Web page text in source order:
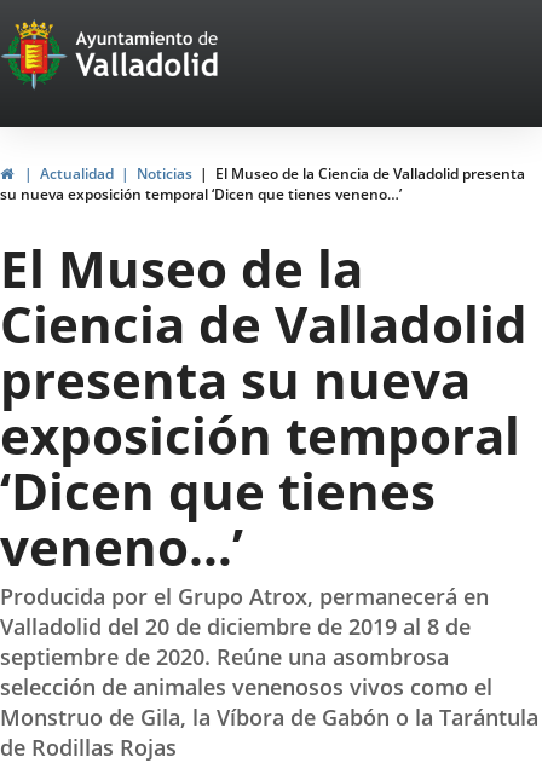
Portal
Web
del
Ayuntamiento
de
Valladolid
HomeActualidad Noticias
El Museo de la Ciencia de Valladolid presenta
su nueva exposición temporal ‘Dicen que tienes veneno…’
El Museo de la
Ciencia de Valladolid
presenta su nueva
exposición temporal
‘Dicen que tienes
veneno…’
Producida por el Grupo Atrox, permanecerá en
Valladolid del 20 de diciembre de 2019 al 8 de
septiembre de 2020. Reúne una asombrosa
selección de animales venenosos vivos como el
Monstruo de Gila, la Víbora de Gabón o la Tarántula
de Rodillas Rojas